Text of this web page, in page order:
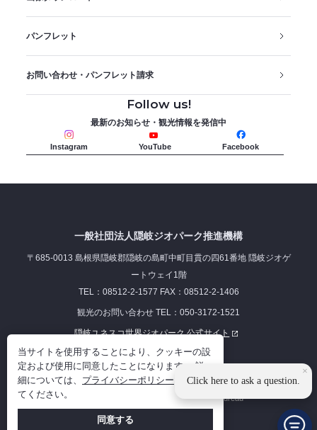
当サイトを使用することにより、クッキーの設
定および使用に同意したことになります。 詳
細については、 プライバシーポリシー を参照し
てください。
同意する
パンフレット
お問い合わせ・パンフレット請求
Follow us!
最新のお知らせ・観光情報を発信中
Instagram YouTube Facebook
一般社団法人隠岐ジオパーク推進機構
〒685-0013 島根県隠岐郡隠岐の島町中町目貫の四61番地 隠岐ジオゲ
ートウェイ1階
TEL：08512-2-1577 FAX：08512-2-1406
観光のお問い合わせ TEL：050-3172-1521
隠岐ユネスコ世界ジオパーク 公式サイト
リンク集プライバシーポリシー
©2023 Oki Islands Geopark Management Bureau
×
Click here to ask a question.